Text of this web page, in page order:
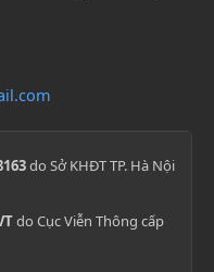
do Sở KHĐT TP. Hà Nội
do Cục Viễn Thông cấp